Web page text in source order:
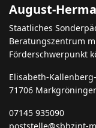
August-
Staatliches
Beratungszentrum
Förderschwerpunkt
Elisabeth-
71706
07145 935090